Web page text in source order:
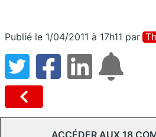
Publié le 1/04/2011 à 17h11 par
ACCÉDER AUX 18